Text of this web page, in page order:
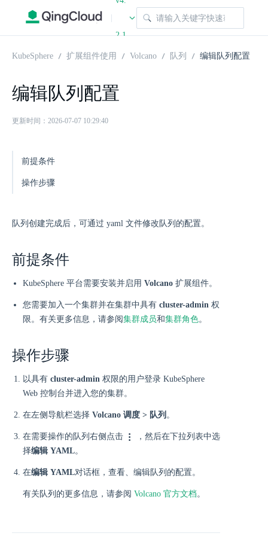
|
2.1
KubeSphere 扩展组件使用 Volcano 队列 编辑队列配置
编辑队列配置
更新时间：2026-07-07 10:29:40
前提条件
操作步骤
队列创建完成后，可通过 yaml 文件修改队列的配置。
前提条件
KubeSphere 平台需要安装并启用 Volcano 扩展组件。
您需要加入一个集群并在集群中具有 cluster-admin 权
限。有关更多信息，请参阅集群成员和集群角色。
操作步骤
以具有 cluster-admin 权限的用户登录 KubeSphere
Web 控制台并进入您的集群。
在左侧导航栏选择 Volcano 调度 > 队列 。
在需要操作的队列右侧点击
，然后在下拉列表中选
择编辑 YAML。
在编辑 YAML对话框，查看、编辑队列的配置。
有关队列的更多信息，请参阅 Volcano 官方文档。